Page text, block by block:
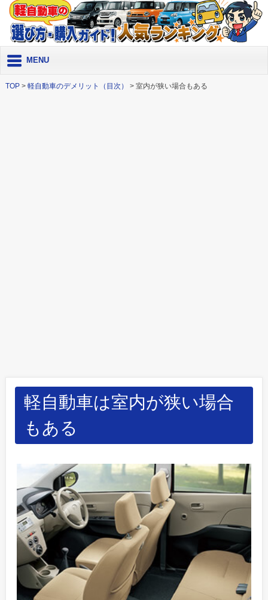
MENU
TOP> 軽自動車のデメリット（目次） > 室内が狭い場合もある
軽自動車は室内が狭い場合
もある